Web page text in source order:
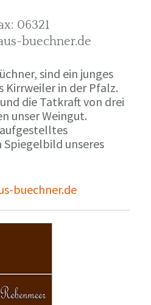
06321
buechner.de
sind ein junges
Kirrweiler in der Pfalz.
die Tatkraft von drei
unser Weingut.
unseres
buechner.de